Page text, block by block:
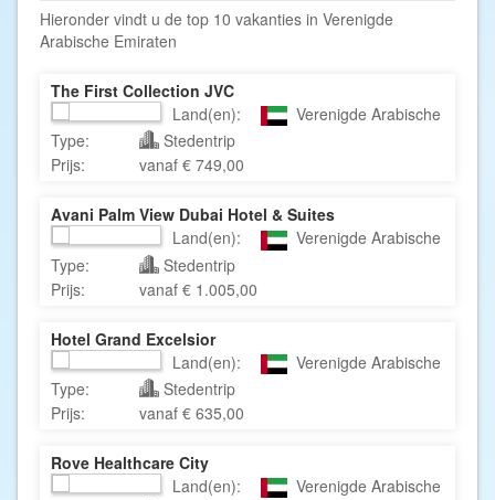
Hieronder vindt u de top 10 vakanties in Verenigde
Arabische Emiraten
The First Collection JVC
Land(en):
Verenigde Arabische
Type:
Stedentrip
Prijs:
vanaf € 749,00
Avani Palm View Dubai Hotel & Suites
Land(en):
Verenigde Arabische
Type:
Stedentrip
Prijs:
vanaf € 1.005,00
Hotel Grand Excelsior
Land(en):
Verenigde Arabische
Type:
Stedentrip
Prijs:
vanaf € 635,00
Rove Healthcare City
Land(en):
Verenigde Arabische